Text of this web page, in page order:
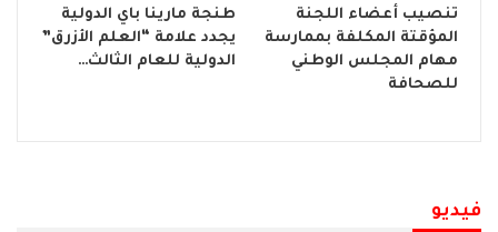
تنصيب أعضاء اللجنة
المؤقتة المكلفة بممارسة
مهام المجلس الوطني
للصحافة
طنجة مارينا باي الدولية
يجدد علامة “العلم الأزرق”
الدولية للعام الثالث…
فيديو